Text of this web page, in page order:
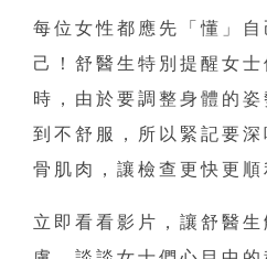
每位女性都應先「懂」
己！舒醫生特別提醒女
時，由於要調整身體的
到不舒服，所以緊記要
骨肌肉，讓檢查更快更順
立即看看影片，讓舒醫